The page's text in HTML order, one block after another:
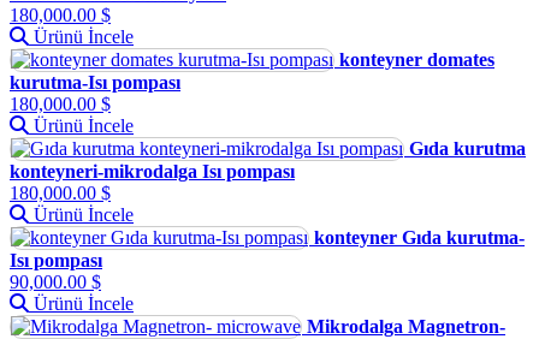
180,000.00 $
Ürünü İncele
konteyner domates
kurutma-Isı pompası
180,000.00 $
Ürünü İncele
Gıda kurutma
konteyneri-mikrodalga Isı pompası
180,000.00 $
Ürünü İncele
konteyner Gıda kurutma-
Isı pompası
90,000.00 $
Ürünü İncele
Mikrodalga Magnetron-